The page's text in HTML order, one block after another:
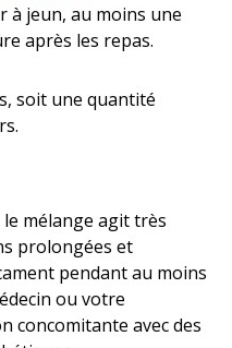
à jeun, au moins une
après les repas.
soit une quantité
mélange agit très
prolongées et
pendant au moins
ou votre
concomitante avec des